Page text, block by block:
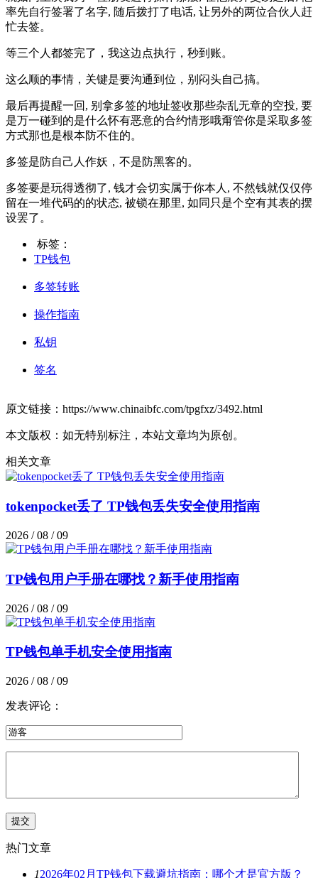
率先自行签署了名字, 随后拨打了电话, 让另外的两位合伙人赶
忙去签。
等三个人都签完了，我这边点执行，秒到账。
这么顺的事情，关键是要沟通到位，别闷头自己搞。
最后再提醒一回, 别拿多签的地址签收那些杂乱无章的空投, 要
是万一碰到的是什么怀有恶意的合约情形哦甭管你是采取多签
方式那也是根本防不住的。
多签是防自己人作妖，不是防黑客的。
多签要是玩得透彻了, 钱才会切实属于你本人, 不然钱就仅仅停
留在一堆代码的的状态, 被锁在那里, 如同只是个空有其表的摆
设罢了。
标签：
TP钱包
多签转账
操作指南
私钥
签名
原文链接：https://www.chinaibfc.com/tpgfxz/3492.html
本文版权：如无特别标注，本站文章均为原创。
相关文章
tokenpocket丢了 TP钱包丢失安全使用指南
2026 / 08 / 09
TP钱包用户手册在哪找？新手使用指南
2026 / 08 / 09
TP钱包单手机安全使用指南
2026 / 08 / 09
发表评论：
热门文章
12026年02月TP钱包下载避坑指南：哪个才是官方版？